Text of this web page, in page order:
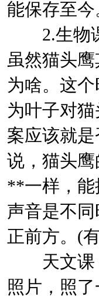
能保存至今
2.生物课
虽然猫头
为啥。这
为叶子对
案应该就
说，猫头
**一样，能
声音是不
正前方。(
天文课：
照片，照